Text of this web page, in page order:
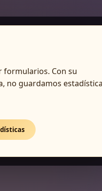
formularios. Con su
no guardamos